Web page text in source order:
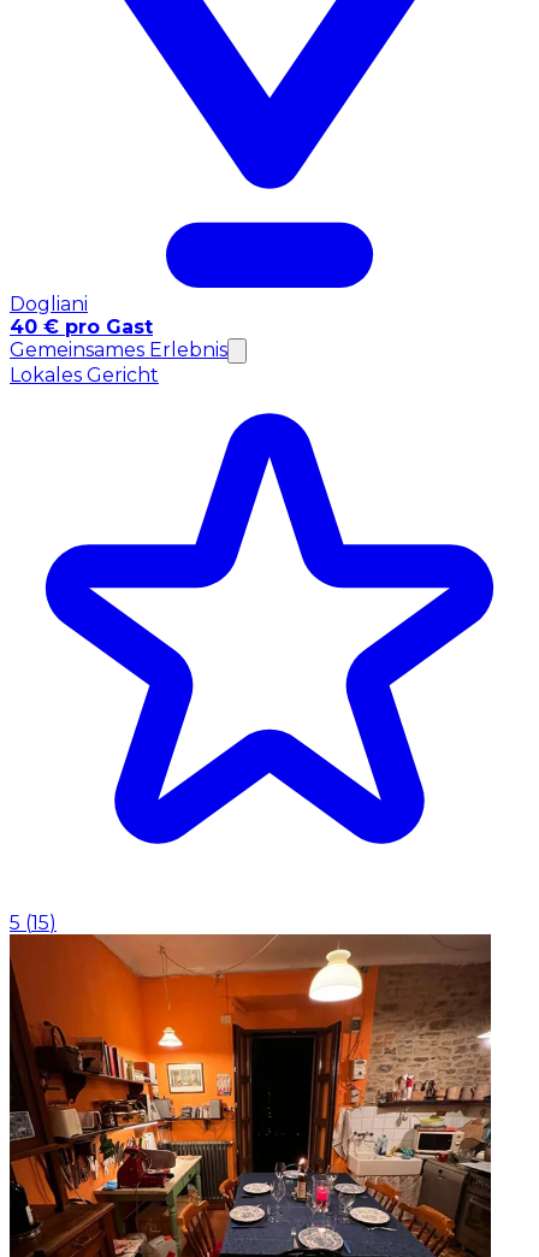
Dogliani
40 € pro Gast
Gemeinsames Erlebnis
Lokales Gericht
5 (15)